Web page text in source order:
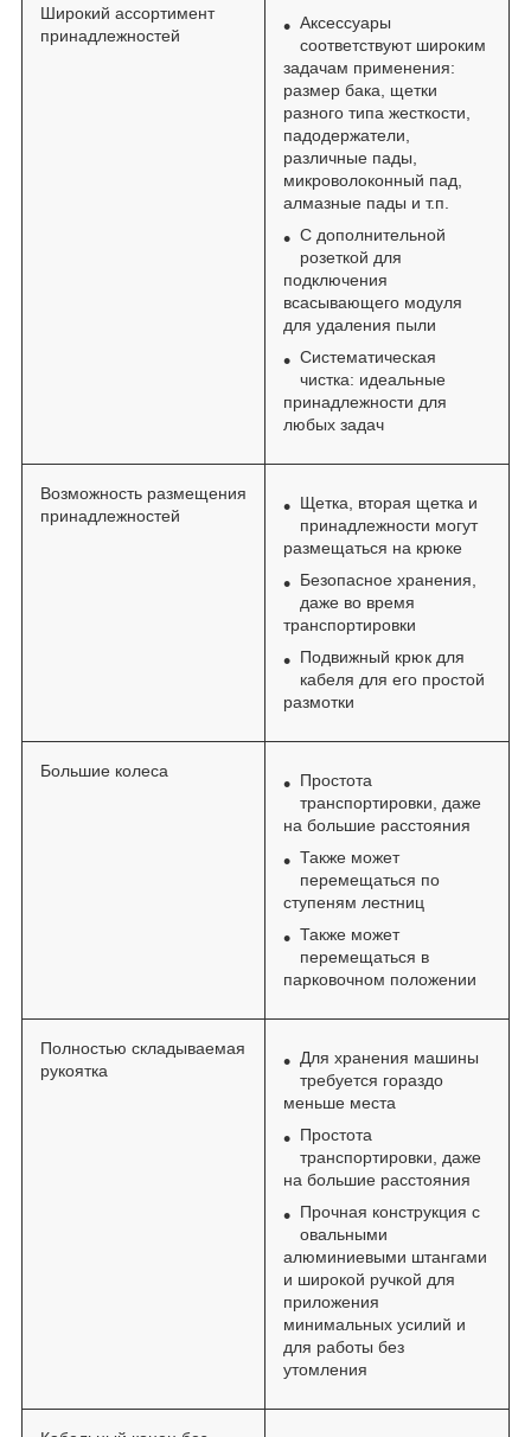
Широкий ассортимент
принадлежностей
Аксессуары
соответствуют широким
задачам применения:
размер бака, щетки
разного типа жесткости,
падодержатели,
различные пады,
микроволоконный пад,
алмазные пады и т.п.
С дополнительной
розеткой для
подключения
всасывающего модуля
для удаления пыли
Систематическая
чистка: идеальные
принадлежности для
любых задач
Возможность размещения
принадлежностей
Щетка, вторая щетка и
принадлежности могут
размещаться на крюке
Безопасное хранения,
даже во время
транспортировки
Подвижный крюк для
кабеля для его простой
размотки
Большие колеса
Простота
транспортировки, даже
на большие расстояния
Также может
перемещаться по
ступеням лестниц
Также может
перемещаться в
парковочном положении
Полностью складываемая
рукоятка
Для хранения машины
требуется гораздо
меньше места
Простота
транспортировки, даже
на большие расстояния
Прочная конструкция с
овальными
алюминиевыми штангами
и широкой ручкой для
приложения
минимальных усилий и
для работы без
утомления